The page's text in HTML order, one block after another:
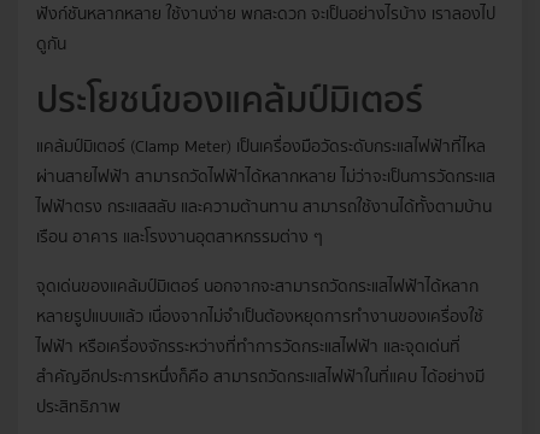
ฟังก์ชันหลากหลาย ใช้งานง่าย พกสะดวก จะเป็นอย่างไรบ้าง เราลองไป
ดูกัน
ประโยชน์ของแคล้มป์มิเตอร์
แคล้มป์มิเตอร์ (Clamp Meter) เป็นเครื่องมือวัดระดับกระแสไฟฟ้าที่ไหล
ผ่านสายไฟฟ้า สามารถวัดไฟฟ้าได้หลากหลาย ไม่ว่าจะเป็นการวัดกระแส
ไฟฟ้าตรง กระแสสลับ และความต้านทาน สามารถใช้งานได้ทั้งตามบ้าน
เรือน อาคาร และโรงงานอุตสาหกรรมต่าง ๆ
จุดเด่นของแคล้มป์มิเตอร์ นอกจากจะสามารถวัดกระแสไฟฟ้าได้หลาก
หลายรูปแบบแล้ว เนื่องจากไม่จำเป็นต้องหยุดการทำงานของเครื่องใช้
ไฟฟ้า หรือเครื่องจักรระหว่างที่ทำการวัดกระแสไฟฟ้า และจุดเด่นที่
สำคัญอีกประการหนึ่งก็คือ สามารถวัดกระแสไฟฟ้าในที่แคบ ได้อย่างมี
ประสิทธิภาพ